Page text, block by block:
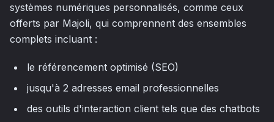
systèmes numériques personnalisés, comme ceux
offerts par Majoli, qui comprennent des ensembles
complets incluant :
le référencement optimisé (SEO)
jusqu'à 2 adresses email professionnelles
des outils d'interaction client tels que des chatbots